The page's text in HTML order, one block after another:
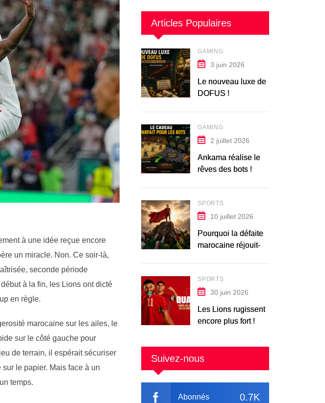
à une idée reçue encore
un miracle. Non. Ce soir-là,
seconde période
à la fin, les Lions ont dicté
en règle.
marocaine sur les ailes, le
sur le côté gauche pour
de terrain, il espérait sécuriser
le papier. Mais face à un
temps.
Articles Populaires
GAMING
3 juin 2026
Le nouveau luxe de
DOFUS !
GAMING
2 juillet 2026
Ankama réalise le
rêves des bots !
SPORTS
10 juillet 2026
Pourquoi la défaite
marocaine réjouit-
SPORTS
30 juin 2026
Les Lions rugissent
encore plus fort !
Suivez-nous
0.7K
Abonnés